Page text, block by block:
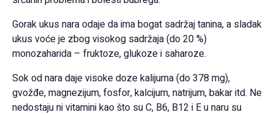
Gorak ukus nara odaje da ima bogat sadržaj tanina, a sladak
ukus voće je zbog visokog sadržaja (do 20 %)
monozaharida – fruktoze, glukoze i saharoze.
Sok od nara daje visoke doze kalijuma (do 378 mg),
gvožđe, magnezijum, fosfor, kalcijum, natrijum, bakar itd. Ne
nedostaju ni vitamini kao što su C, B6, B12 i E u naru su